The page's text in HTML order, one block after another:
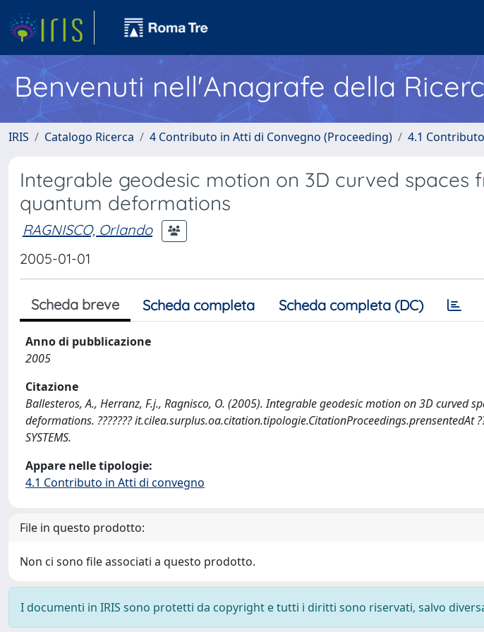
Benvenuti nell'Anagrafe della
IRIS Catalogo Ricerca 4 Contributo in Atti di Convegno (Proceeding) 4.1
Integrable geodesic motion on 3D curved spaces
quantum deformations
RAGNISCO, Orlando
2005-01-01
Scheda breve Scheda completa Scheda completa (DC)
Anno di pubblicazione
2005
Citazione
Ballesteros, A., Herranz, F.j., Ragnisco, O. (2005). Integrable geodesic motion on 3D curved
deformations. ??????? it.cilea.surplus.oa.citation.tipologie.CitationProceedings.prensentedAt
SYSTEMS.
Appare nelle tipologie:
4.1 Contributo in Atti di convegno
File in questo prodotto:
Non ci sono file associati a questo prodotto.
I documenti in IRIS sono protetti da copyright e tutti i diritti sono riservati, salvo